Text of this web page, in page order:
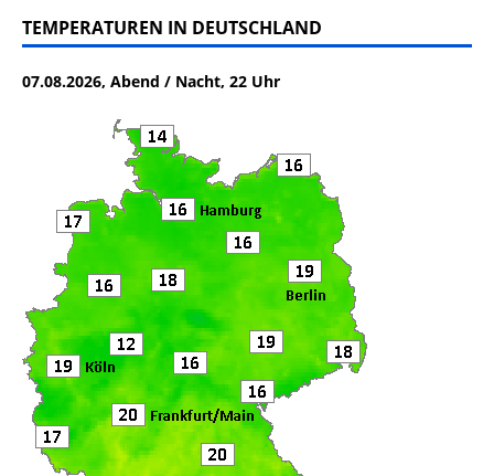
c
e
b
k
it
te
r
ai
l
le
n
TEMPERATUREN IN DEUTSCHLAND
07.08.2026, Abend / Nacht, 22 Uhr